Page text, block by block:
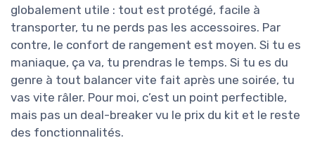
globalement utile : tout est protégé, facile à
transporter, tu ne perds pas les accessoires. Par
contre, le confort de rangement est moyen. Si tu es
maniaque, ça va, tu prendras le temps. Si tu es du
genre à tout balancer vite fait après une soirée, tu
vas vite râler. Pour moi, c’est un point perfectible,
mais pas un deal-breaker vu le prix du kit et le reste
des fonctionnalités.